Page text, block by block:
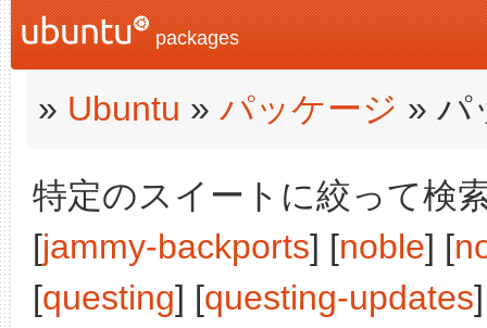
packages
» Ubuntu » パッケージ » パ
特定のスイートに絞って検
[jammy-backports] [noble] [
[questing] [questing-updates